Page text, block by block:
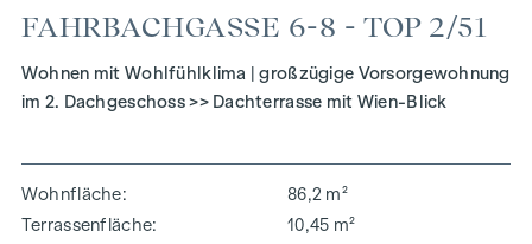
FAHRBACHGASSE 6-8 - TOP 2/51
Wohnen mit Wohlfühlklima | großzügige Vorsorgewohnung
im 2. Dachgeschoss >> Dachterrasse mit Wien-Blick
Wohnfläche
86,2 m²
Terrassenfläche
10,45 m²